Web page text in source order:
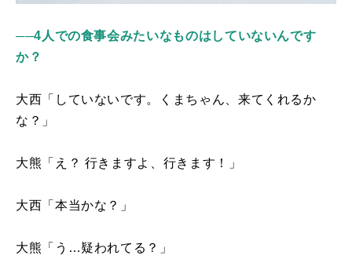
──4人での食事会みたいなものはしていないんです
か？
大西「していないです。くまちゃん、来てくれるか
な？」
大熊「え？ 行きますよ、行きます！」
大西「本当かな？」
大熊「う…疑われてる？」